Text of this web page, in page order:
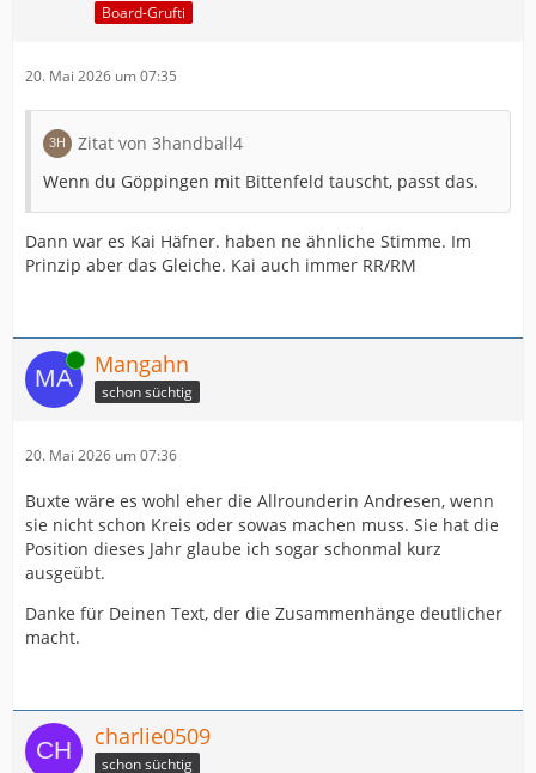
Board-Grufti
20. Mai 2026 um 07:35
Zitat von 3handball4
Wenn du Göppingen mit Bittenfeld tauscht, passt das.
Dann war es Kai Häfner. haben ne ähnliche Stimme. Im
Prinzip aber das Gleiche. Kai auch immer RR/RM
Online Mangahn
schon süchtig
20. Mai 2026 um 07:36
Buxte wäre es wohl eher die Allrounderin Andresen, wenn
sie nicht schon Kreis oder sowas machen muss. Sie hat die
Position dieses Jahr glaube ich sogar schonmal kurz
ausgeübt.
Danke für Deinen Text, der die Zusammenhänge deutlicher
macht.
charlie0509
schon süchtig